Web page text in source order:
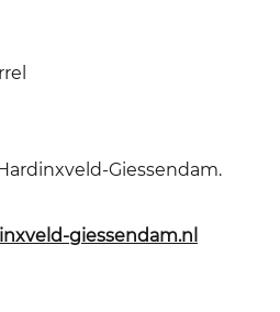
Giessendam.
giessendam.nl